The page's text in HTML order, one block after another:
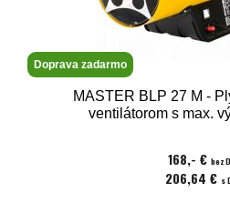
Doprava zadarmo
MASTER BLP 27 M -
ventilátorom s max.
168,- € bez
206,64 € s